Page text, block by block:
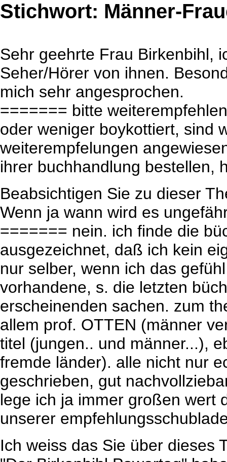
Stichwort: Männer-
Sehr geehrte Frau Birkenbihl,
Seher/Hörer von ihnen.
mich sehr angesprochen.
======= bitte
oder weniger boykottiert, sind
weiterempfelungen
ihrer buchhandlung bestellen,
Beabsichtigen Sie zu dieser
Wenn ja wann wird es
======= nein. ich finde die
ausgezeichnet, daß ich kein
nur selber, wenn ich das
vorhandene, s. die letzten
erscheinenden sachen. zum
allem prof. OTTEN (männer
titel (jungen.. und männer...),
fremde länder). alle nicht nur
geschrieben, gut
lege ich ja immer großen wert
unserer
Ich weiss das Sie über dieses